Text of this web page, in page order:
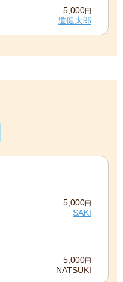
5,000円
道健太郎
5,000円
SAKI
5,000円
NATSUKI